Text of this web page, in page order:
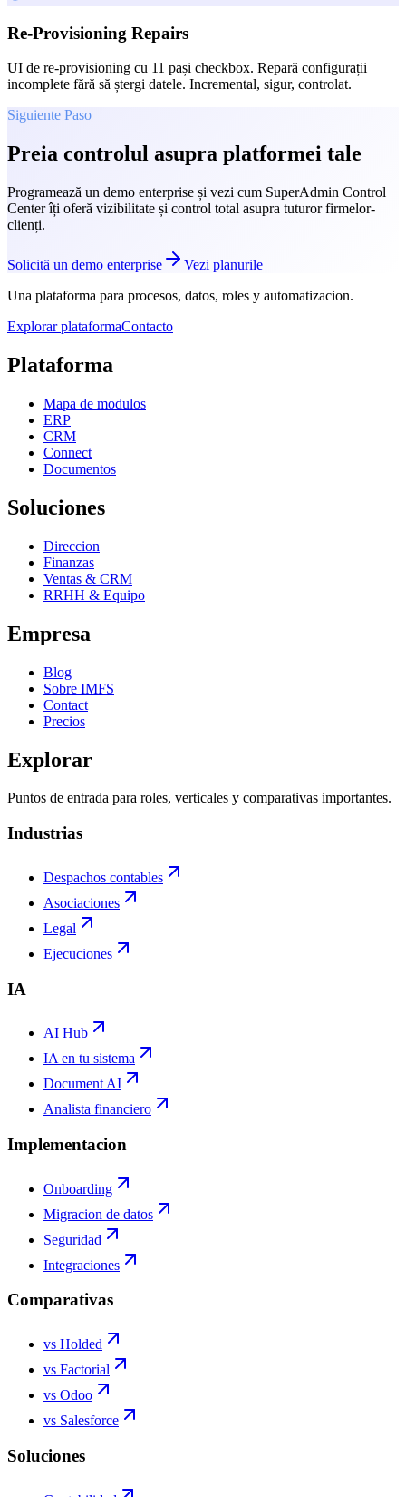
Re-Provisioning Repairs
UI de re-provisioning cu 11 pași checkbox. Repară configurații
incomplete fără să ștergi datele. Incremental, sigur, controlat.
Siguiente Paso
Preia controlul asupra platformei tale
Programează un demo enterprise și vezi cum SuperAdmin Control
Center îți oferă vizibilitate și control total asupra tuturor firmelor-
clienți.
Solicită un demo enterprise
Vezi planurile
Una plataforma para procesos, datos, roles y automatizacion.
Explorar plataformaContacto
Plataforma
Mapa de modulos
ERP
CRM
Connect
Documentos
Soluciones
Direccion
Finanzas
Ventas & CRM
RRHH & Equipo
Empresa
Blog
Sobre IMFS
Contact
Precios
Explorar
Puntos de entrada para roles, verticales y comparativas importantes.
Industrias
Despachos contables
Asociaciones
Legal
Ejecuciones
IA
AI Hub
IA en tu sistema
Document AI
Analista financiero
Implementacion
Onboarding
Migracion de datos
Seguridad
Integraciones
Comparativas
vs Holded
vs Factorial
vs Odoo
vs Salesforce
Soluciones